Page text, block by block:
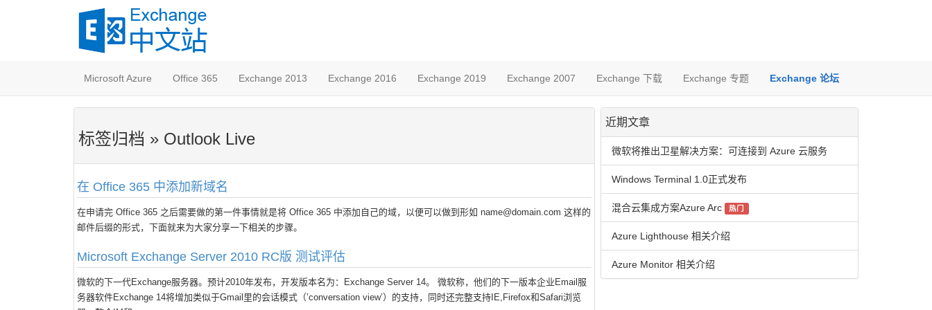
Microsoft Azure Office 365 Exchange 2013 Exchange 2016 Exchange 2019 Exchange 2007 Exchange 下载 Exchange 专题 Exchange 论坛
标签归档 » Outlook Live
在 Office 365 中添加新域名
在申请完 Office 365 之后需要做的第一件事情就是将 Office 365 中添加自己的域，以便可以做到形如 name@domain.com 这样的
邮件后缀的形式，下面就来为大家分享一下相关的步骤。
Microsoft Exchange Server 2010 RC版 测试评估
微软的下一代Exchange服务器。预计2010年发布，开发版本名为：Exchange Server 14。 微软称，他们的下一版本企业Email服
务器软件Exchange 14将增加类似于Gmail里的会话模式（’conversation view’）的支持，同时还完整支持IE,Firefox和Safari浏览
近期文章
微软将推出卫星解决方案：可连接到 Azure 云服务
Windows Terminal 1.0正式发布
混合云集成方案Azure Arc 热门
Azure Lighthouse 相关介绍
Azure Monitor 相关介绍